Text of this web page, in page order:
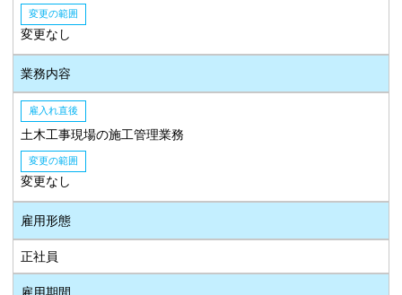
変更の範囲
変更なし
業務内容
雇入れ直後
土木工事現場の施工管理業務
変更の範囲
変更なし
雇用形態
正社員
雇用期間